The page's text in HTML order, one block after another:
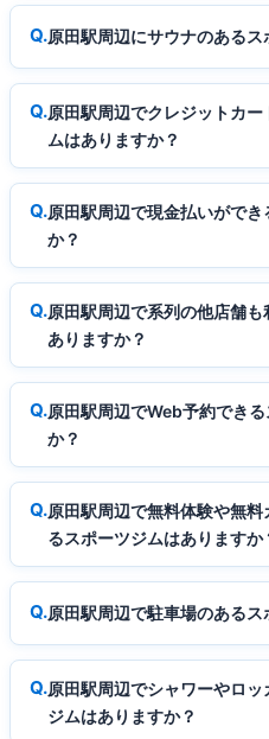
原田駅周辺にサウナのある
原田駅周辺でクレジットカ
ムはありますか？
原田駅周辺で現金払いがで
か？
原田駅周辺で系列の他店舗
ありますか？
原田駅周辺でWeb予約でき
か？
原田駅周辺で無料体験や無
るスポーツジムはありますか
原田駅周辺で駐車場のある
原田駅周辺でシャワーやロ
ジムはありますか？